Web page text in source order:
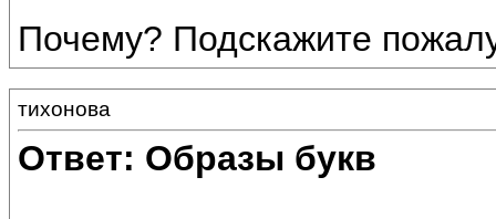
Почему? Подскажите
тихонова
Ответ: Образы букв